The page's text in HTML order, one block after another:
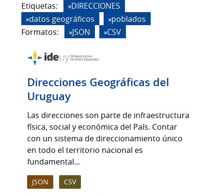
Etiquetas:
DIRECCIONES
datos geográficos
poblados
Formatos:
JSON CSV
Direcciones Geográficas del
Uruguay
Las direcciones son parte de infraestructura
física, social y económica del País. Contar
con un sistema de direccionamiento único
en todo el territorio nacional es
fundamental...
JSON CSV